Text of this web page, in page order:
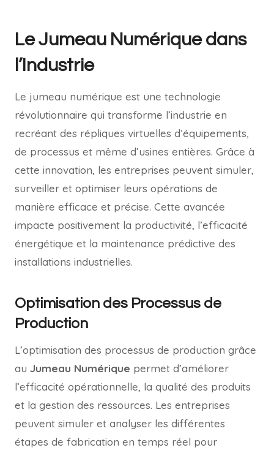
Le Jumeau Numérique dans
l’Industrie
Le jumeau numérique est une technologie
révolutionnaire qui transforme l’industrie en
recréant des répliques virtuelles d’équipements,
de processus et même d’usines entières. Grâce à
cette innovation, les entreprises peuvent simuler,
surveiller et optimiser leurs opérations de
manière efficace et précise. Cette avancée
impacte positivement la productivité, l’efficacité
énergétique et la maintenance prédictive des
installations industrielles.
Optimisation des Processus de
Production
L’optimisation des processus de production grâce
au Jumeau Numérique permet d’améliorer
l’efficacité opérationnelle, la qualité des produits
et la gestion des ressources. Les entreprises
peuvent simuler et analyser les différentes
étapes de fabrication en temps réel pour